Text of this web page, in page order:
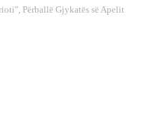
Përballë Gjykatës së Apelit